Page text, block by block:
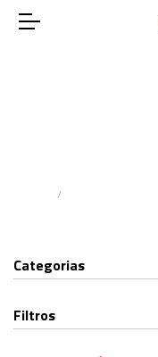
Categorias
Filtros